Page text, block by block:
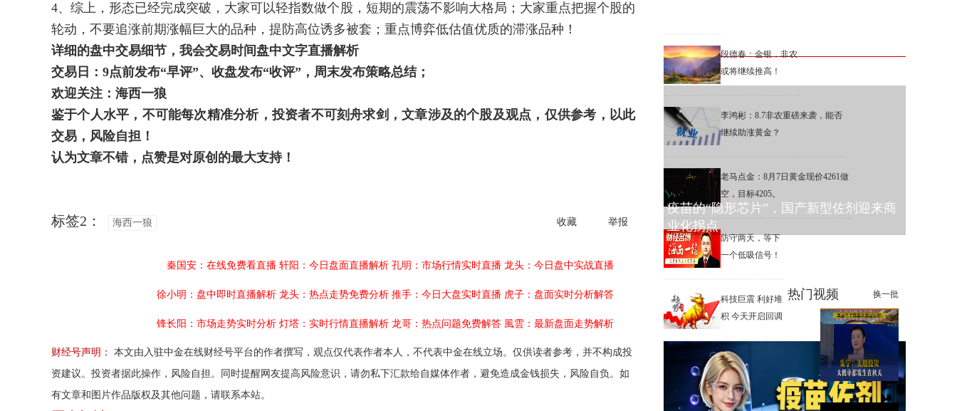
4、综上，形态已经完成突破，大家可以轻指数做个股，短期的震荡不影响大格局；大家重点把握个股的
轮动，不要追涨前期涨幅巨大的品种，提防高位诱多被套；重点博弈低估值优质的滞涨品种！
详细的盘中交易细节，我会交易时间盘中文字直播解析
交易日： 9点前发布“早评”、收盘发布“收评”，周末发布策略总结；
欢迎关注：海西一狼
鉴于个人水平，不可能每次精准分析，投资者不可刻舟求剑，文章涉及的个股及观点，仅供参考，以此
交易，风险自担！
认为文章不错，点赞是对原创的最大支持！
收藏 举报
标签2： 海西一狼
秦国安：在线免费看直播 轩阳：今日盘面直播解析 孔明：市场行情实时直播 龙头：今日盘中实战直播
徐小明：盘中即时直播解析 龙头：热点走势免费分析 推手：今日大盘实时直播 虎子：盘面实时分析解答
锋长阳：市场走势实时分析 灯塔：实时行情直播解析 龙哥：热点问题免费解答 風雲：最新盘面走势解析
财经号声明：
本文由入驻中金在线财经号平台的作者撰写，观点仅代表作者本人，不代表中金在线立场。仅供读者参考，并不构成投
资建议。投资者据此操作，风险自担。同时提醒网友提高风险意识，请勿私下汇款给自媒体作者，避免造成金钱损失，风险自负。如
有文章和图片作品版权及其他问题，请联系本站。
段德春：金银，非农
或将继续推高！
李鸿彬：8.7非农重磅来袭，能否
继续助涨黄金？
老马点金：8月7日黄金现价4261做
空，目标4205。
防守两天，等下
一个低吸信号！
科技巨震 利好堆
积 今天开启回调
热门视频 换一批
疫苗的“隐形芯片”，国产新型佐剂迎来商
业化拐点
兆易创新大涨超8%，葛卫东逆
势加仓逾18万股
朱宁：美股股灾大概率都发生